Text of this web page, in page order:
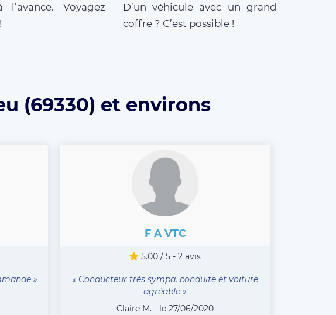
Voyagez
D’un véhicule avec un grand
coffre ? C’est possible !
(69330) et environs
»
F A VTC
5.00 / 5 - 2 avis
« Conducteur très sympa, conduite et voiture
agréable »
Claire M. - le 27/06/2020